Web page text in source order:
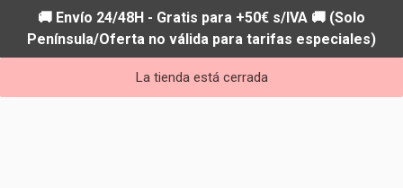
🚚 Envío 24/48H - Gratis para +50€ s/IVA 🚚 (Solo
Península/Oferta no válida para tarifas especiales)
La tienda está cerrada